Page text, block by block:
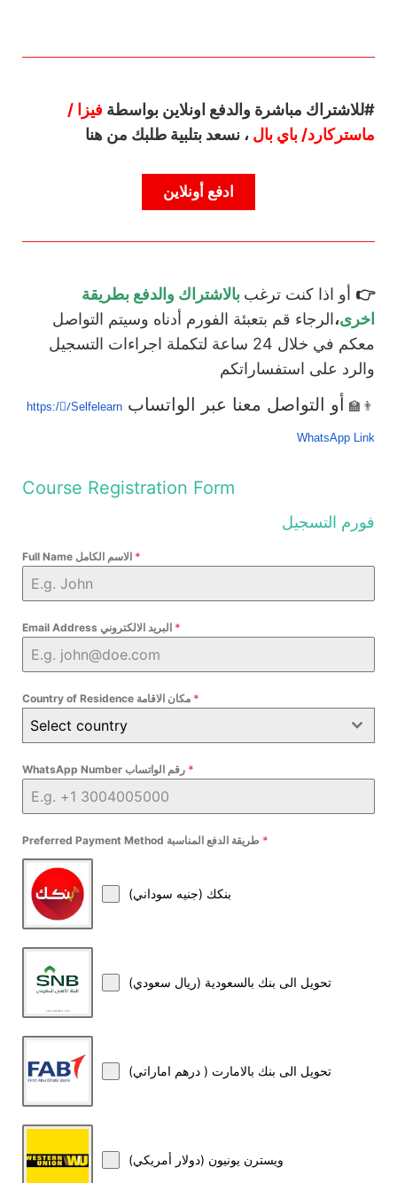
#للاشتراك مباشرة والدفع اونلاين بواسطة فيزا /
ماستركارد/ باي بال ، نسعد بتلبية طلبك من هنا
ادفع أونلاين
👉 أو اذا كنت ترغب بالاشتراك والدفع بطريقة
اخرى،الرجاء قم بتعبئة الفورم أدناه وسيتم التواصل
معكم في خلال 24 ساعة لتكملة اجراءات التسجيل
والرد على استفساراتكم
👨‍🏫 أو التواصل معنا عبر الواتساب https://ًSelfelearn
WhatsApp Link
Course Registration Form
فورم التسجيل
*
*
*
Select country
*
*
بنكك (جنيه سوداني)
تحويل الى بنك بالسعودية (ريال سعودي)
تحويل الى بنك بالامارت ( درهم اماراتي)
ويسترن يونيون (دولار أمريكي)